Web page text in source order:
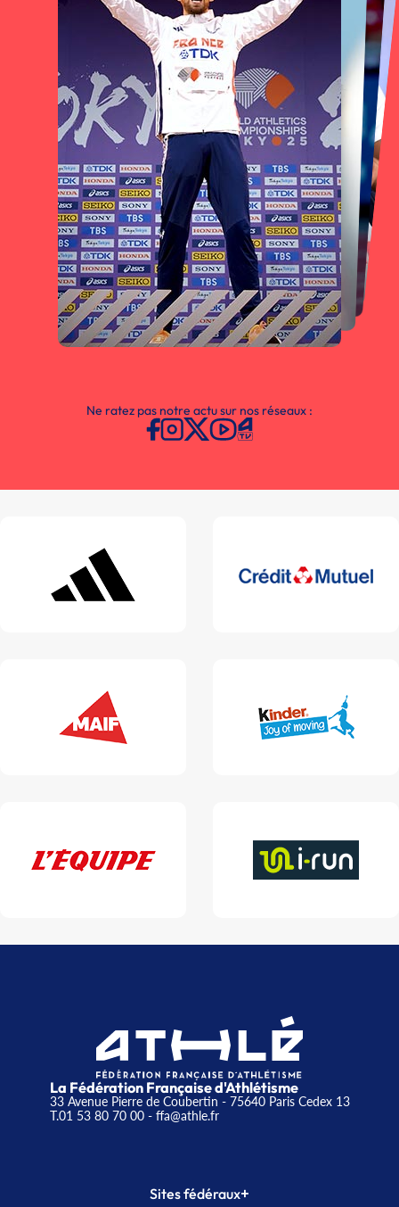
Ne ratez pas notre actu sur nos réseaux :
La Fédération Française d'Athlétisme
33 Avenue Pierre de Coubertin - 75640 Paris Cedex 13
T.01 53 80 70 00- ffa@athle.fr
Sites fédéraux+